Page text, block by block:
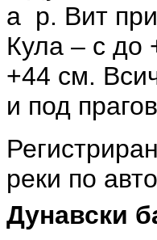
а р. Вит
Кула – с до
+44 см.
и под
реки по
Дунавски